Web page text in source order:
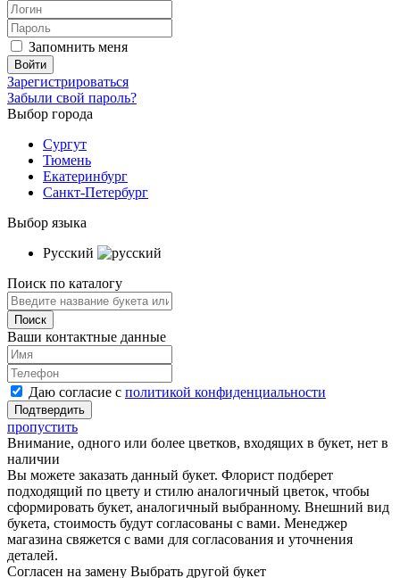
Запомнить меня
Зарегистрироваться
Забыли свой пароль?
Выбор города
Сургут
Тюмень
Екатеринбург
Санкт-Петербург
Выбор языка
Русский
Поиск по каталогу
Ваши контактные данные
Даю согласие с политикой конфиденциальности
пропустить
Внимание, одного или более цветков, входящих в букет, нет в
наличии
Вы можете заказать данный букет. Флорист подберет
подходящий по цвету и стилю аналогичный цветок, чтобы
сформировать букет, аналогичный выбранному. Внешний вид
букета, стоимость будут согласованы с вами. Менеджер
магазина свяжется с вами для согласования и уточнения
деталей.
Согласен на замену Выбрать другой букет